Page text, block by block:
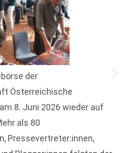
der
Österreichische
8. Juni 2026 wieder auf
als 80
Pressevertreter:innen,